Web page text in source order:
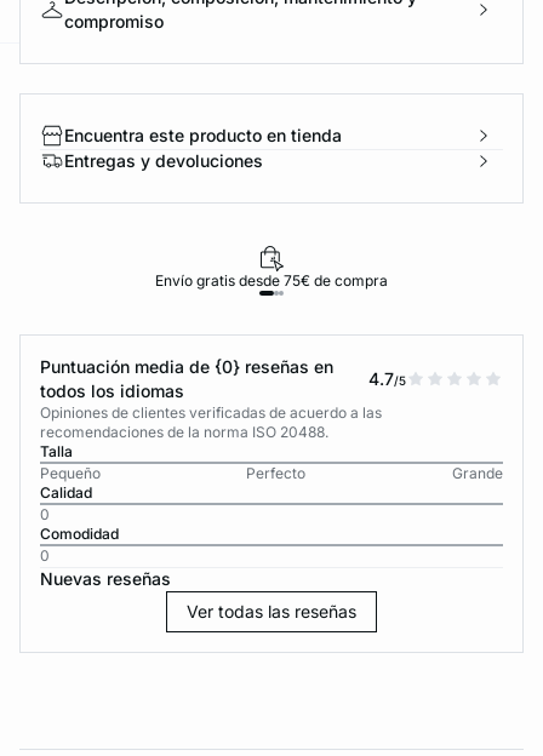
compromiso
Encuentra este producto en tienda
Entregas y devoluciones
Envío gratis desde 75€ de compra
Puntuación media de {0} reseñas en
todos los idiomas
4.7/5
Opiniones de clientes verificadas de acuerdo a las
recomendaciones de la norma ISO 20488.
Talla
Pequeño
Perfecto
Grande
Calidad
0
Comodidad
0
Nuevas reseñas
Ver todas las reseñas